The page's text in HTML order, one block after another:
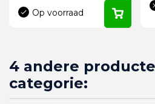
Op voorraad
4 andere
categorie: